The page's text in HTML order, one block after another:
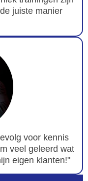
juiste manier
voor kennis
veel geleerd wat
eigen klanten!"